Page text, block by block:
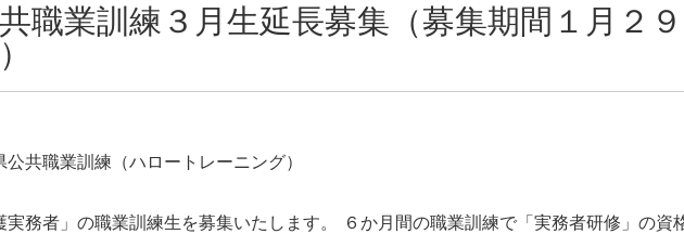
職業訓練３月生延長募集（募集期間１月２
公共職業訓練（ハロートレーニング）
実務者」の職業訓練生を募集いたします。 ６か月間の職業訓練で「実務者研修」の資